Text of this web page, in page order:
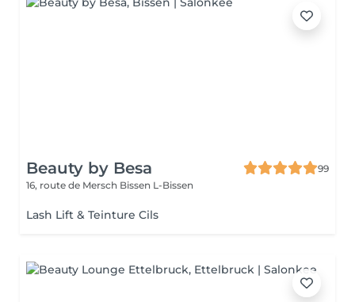
Beauty by Besa
99
16, route de Mersch Bissen L-Bissen
Lash Lift & Teinture Cils